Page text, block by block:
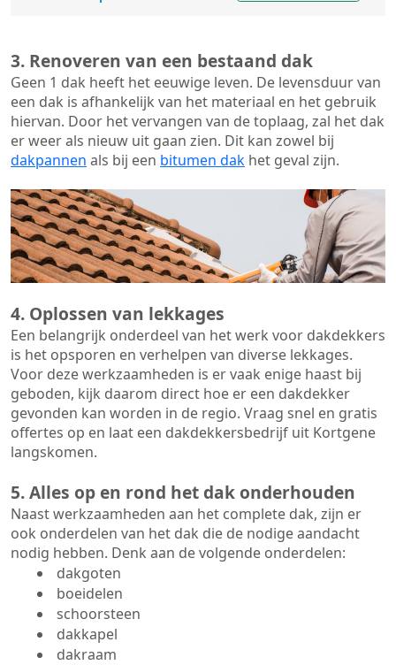
3. Renoveren van een bestaand dak
Geen 1 dak heeft het eeuwige leven. De levensduur van
een dak is afhankelijk van het materiaal en het gebruik
hiervan. Door het vervangen van de toplaag, zal het dak
er weer als nieuw uit gaan zien. Dit kan zowel bij
dakpannen als bij een bitumen dak het geval zijn.
4. Oplossen van lekkages
Een belangrijk onderdeel van het werk voor dakdekkers
is het opsporen en verhelpen van diverse lekkages.
Voor deze werkzaamheden is er vaak enige haast bij
geboden, kijk daarom direct hoe er een dakdekker
gevonden kan worden in de regio. Vraag snel en gratis
offertes op en laat een dakdekkersbedrijf uit Kortgene
langskomen.
5. Alles op en rond het dak onderhouden
Naast werkzaamheden aan het complete dak, zijn er
ook onderdelen van het dak die de nodige aandacht
nodig hebben. Denk aan de volgende onderdelen:
dakgoten
boeidelen
schoorsteen
dakkapel
dakraam